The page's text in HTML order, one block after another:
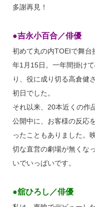
多謝再見！
●吉永小百合／俳優
初めて丸の内TOEIで舞
年1月15日。一年間掛け
り、役に成り切る高倉健
初日でした。
それ以来、20本近くの作
公開中に、お客様の反応
ったこともありました。
切な直営の劇場が無くな
いでいっぱいです。
●舘ひろし／俳優